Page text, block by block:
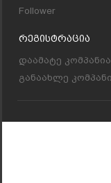
Follower
Რეგისტრაცია
დაამატე
განაახლე